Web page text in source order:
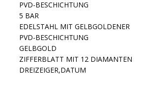
PVD-BESCHICHTUNG
5 BAR
EDELSTAHL MIT GELBGOLDENER
PVD-BESCHICHTUNG
GELBGOLD
ZIFFERBLATT MIT 12 DIAMANTEN
DREIZEIGER,DATUM